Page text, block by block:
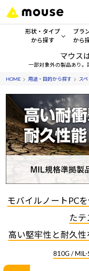
形状・タイプ
から探す
形状・タイプから
デスクトップPC
ノートPC
タブレット
サーバー
ディスプレイ
Copilot+
ブラ
から
G
DAIV
マウス
一部対象外の製品あり。
HOME 用途・目的から探す ス
モバイルノートPC
たテ
高い堅牢性と耐久
810G / MIL-